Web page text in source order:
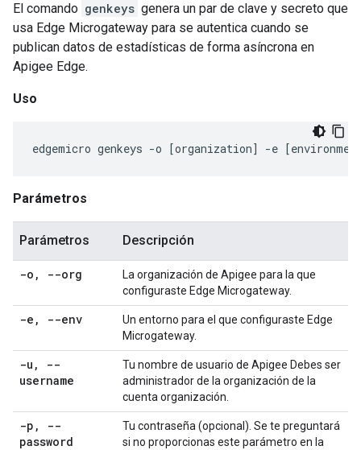
El comando genkeys genera un par de clave y secreto que
usa Edge Microgateway para se autentica cuando se
publican datos de estadísticas de forma asíncrona en
Apigee Edge.
Uso
edgemicro genkeys -o [organization] -e [
Parámetros
Parámetros Descripción
-o , --org
La organización de Apigee para la que
configuraste Edge Microgateway.
-e , --env
Un entorno para el que configuraste Edge
Microgateway.
-u ,
--
username
Tu nombre de usuario de Apigee Debes ser
administrador de la organización de la
cuenta organización.
-p ,
--
password
Tu contraseña (opcional). Se te preguntará
si no proporcionas este parámetro en la